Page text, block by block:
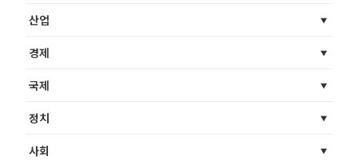
산업
경제
국제
정치
사회